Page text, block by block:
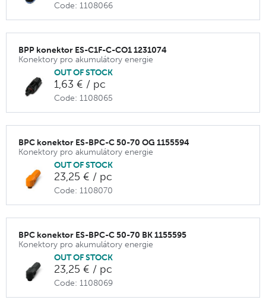
Code: 1108066
BPP konektor ES-C1F-C-CO1 1231074
Konektory pro akumulátory energie
OUT OF STOCK
1,63 € / pc
Code: 1108065
BPC konektor ES-BPC-C 50-70 OG 1155594
Konektory pro akumulátory energie
OUT OF STOCK
23,25 € / pc
Code: 1108070
BPC konektor ES-BPC-C 50-70 BK 1155595
Konektory pro akumulátory energie
OUT OF STOCK
23,25 € / pc
Code: 1108069